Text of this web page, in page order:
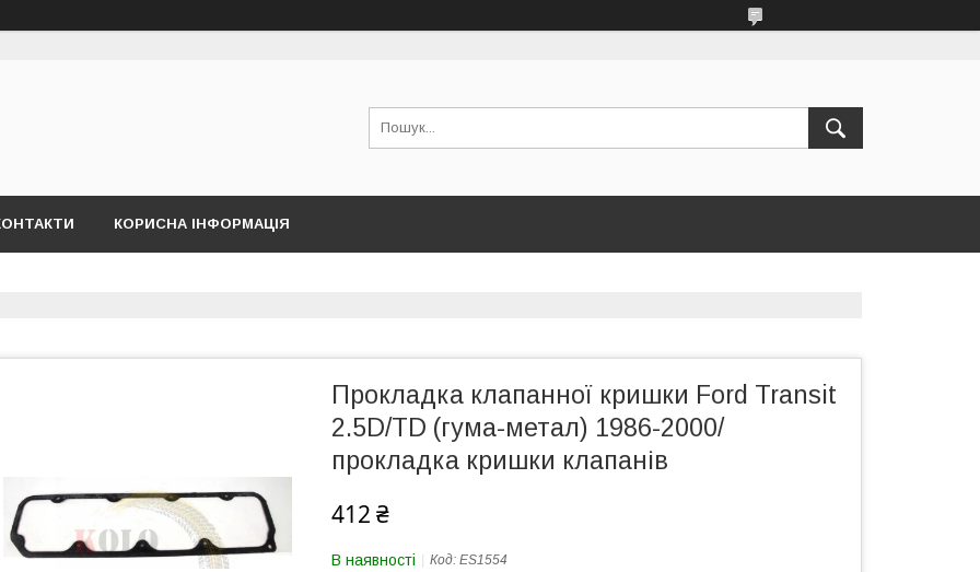
КОРИСНА ІНФОРМАЦІЯ
Прокладка клапанної кришки Ford Transit
2.5D/TD (гума-метал) 1986-2000/
прокладка кришки клапанів
412 ₴
В наявності Код: ES1554